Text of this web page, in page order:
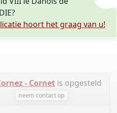
hoort het graag van u!
- Cornet is opgesteld
neem contact op